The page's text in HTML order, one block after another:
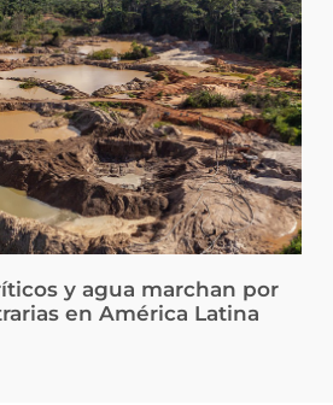
y agua marchan por
en América Latina